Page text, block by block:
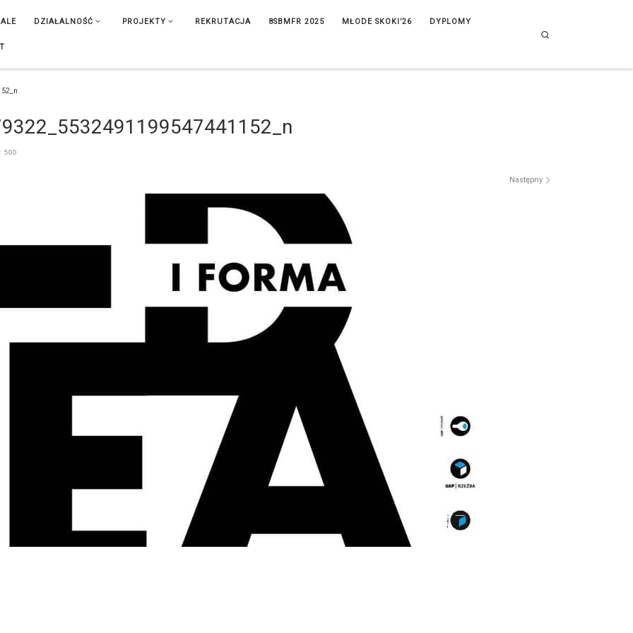
DZIAŁALNOŚĆ PROJEKTY REKRUTACJA 8SBMFR 2025 MŁODE SKOKI’26 DYPLOMY
500
Następny